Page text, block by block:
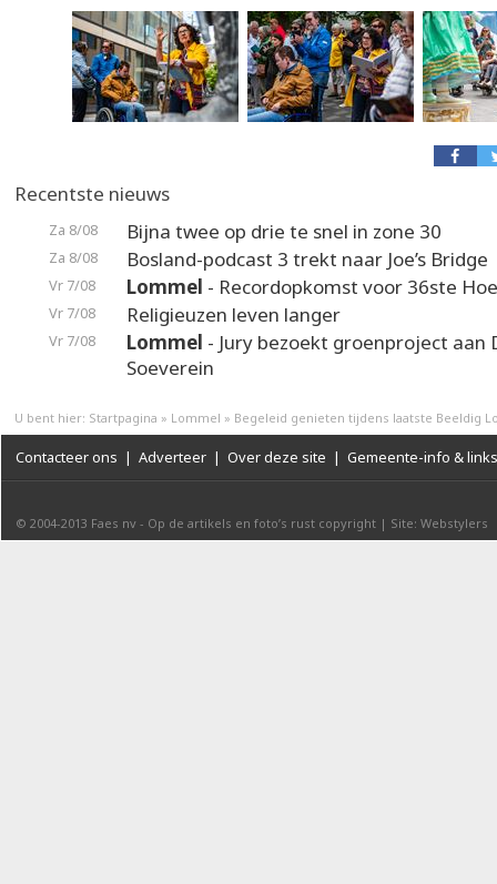
Recentste nieuws
Za 8/08 Bijna twee op drie te snel in zone 30
Za 8/08 Bosland-podcast 3 trekt naar Joe’s Bridge
Vr 7/08 Lommel - Recordopkomst voor 36ste
Vr 7/08 Religieuzen leven langer
Vr 7/08 Lommel - Jury bezoekt groenproject aan
Soeverein
U bent hier: Startpagina » Lommel » Begeleid genieten tijdens laatste Beeldig
Contacteer ons | Adverteer | Over deze site | Gemeente-info & links
© 2004-2013 Faes nv - Op de artikels en foto’s rust copyright | Site: Webstylers